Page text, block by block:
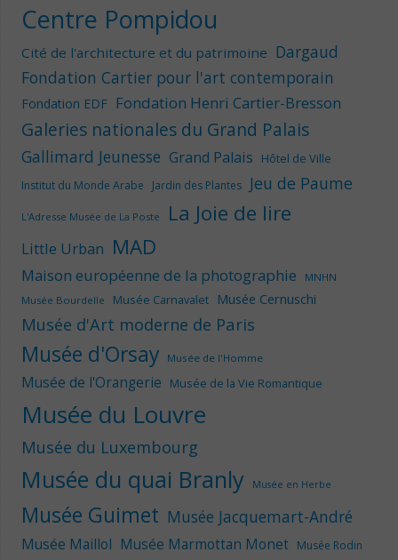
Centre Pompidou
Cité de l'architecture et du patrimoine Dargaud
Fondation Cartier pour l'art contemporain
Fondation EDF Fondation Henri Cartier-Bresson
Galeries nationales du Grand Palais
Gallimard Jeunesse Grand Palais Hôtel de Ville
Institut du Monde Arabe Jardin des Plantes Jeu de Paume
L'Adresse Musée de La Poste La Joie de lire
Little Urban MAD
Maison européenne de la photographie
MNHN
Musée Bourdelle
Musée Carnavalet Musée Cernuschi
Musée d'Art moderne de Paris
Musée d'Orsay Musée de l'Homme
Musée de l'Orangerie Musée de la Vie Romantique
Musée du Louvre
Musée du Luxembourg
Musée du quai Branly Musée en Herbe
Musée Guimet Musée Jacquemart-André
Musée Maillol Musée Marmottan Monet Musée Rodin